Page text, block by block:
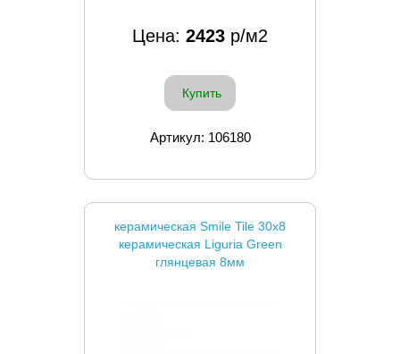
Цена: 2423 р/м2
Купить
Артикул: 106180
керамическая Smile Tile 30x8
керамическая Liguria Green
глянцевая 8мм